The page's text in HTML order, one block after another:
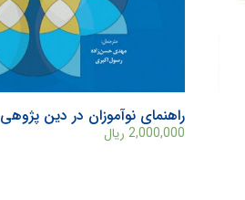
راهنمای نوآموزان در دین پژوهی
2,000,000 ریال